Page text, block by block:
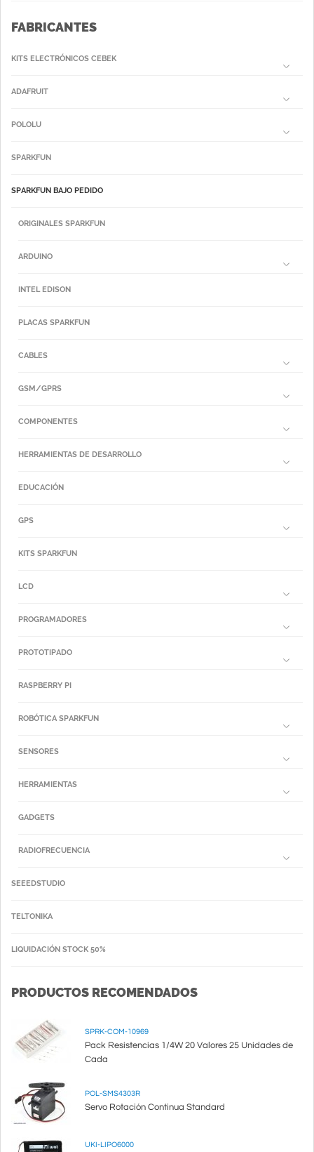
FABRICANTES
KITS ELECTRÓNICOS CEBEK
ADAFRUIT
POLOLU
SPARKFUN
SPARKFUN BAJO PEDIDO
ORIGINALES SPARKFUN
ARDUINO
INTEL EDISON
PLACAS SPARKFUN
CABLES
GSM/GPRS
COMPONENTES
HERRAMIENTAS DE DESARROLLO
EDUCACIÓN
GPS
KITS SPARKFUN
LCD
PROGRAMADORES
PROTOTIPADO
RASPBERRY PI
ROBÓTICA SPARKFUN
SENSORES
HERRAMIENTAS
GADGETS
RADIOFRECUENCIA
SEEEDSTUDIO
TELTONIKA
LIQUIDACIÓN STOCK 50%
PRODUCTOS RECOMENDADOS
SPRK-COM-10969
Pack Resistencias 1/4W 20 Valores 25 Unidades de
Cada
POL-SMS4303R
Servo Rotación Continua Standard
UKI-LIPO6000